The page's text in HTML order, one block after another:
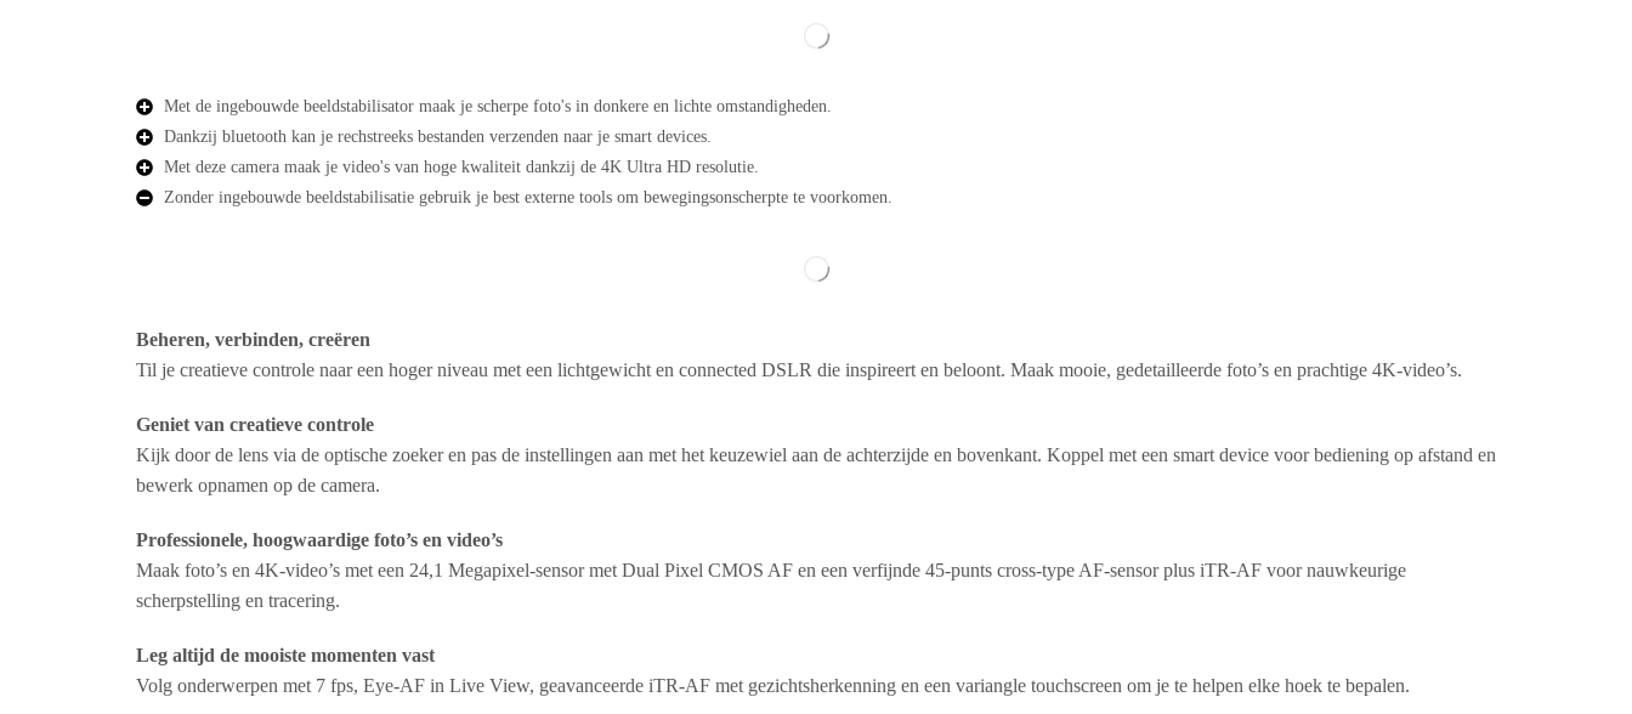
Met de ingebouwde beeldstabilisator maak je scherpe foto's in donkere en lichte omstandigheden.
Dankzij bluetooth kan je rechstreeks bestanden verzenden naar je smart devices.
Met deze camera maak je video's van hoge kwaliteit dankzij de 4K Ultra HD resolutie.
Zonder ingebouwde beeldstabilisatie gebruik je best externe tools om bewegingsonscherpte te voorkomen.
Beheren, verbinden, creëren
Til je creatieve controle naar een hoger niveau met een lichtgewicht en connected DSLR die inspireert en beloont. Maak mooie, gedetailleerde foto’s en prachtige 4K-video’s.
Geniet van creatieve controle
Kijk door de lens via de optische zoeker en pas de instellingen aan met het keuzewiel aan de achterzijde en bovenkant. Koppel met een smart device voor bediening op afstand en
bewerk opnamen op de camera.
Professionele, hoogwaardige foto’s en video’s
Maak foto’s en 4K-video’s met een 24,1 Megapixel-sensor met Dual Pixel CMOS AF en een verfijnde 45-punts cross-type AF-sensor plus iTR-AF voor nauwkeurige
scherpstelling en tracering.
Leg altijd de mooiste momenten vast
Volg onderwerpen met 7 fps, Eye-AF in Live View, geavanceerde iTR-AF met gezichtsherkenning en een variangle touchscreen om je te helpen elke hoek te bepalen.